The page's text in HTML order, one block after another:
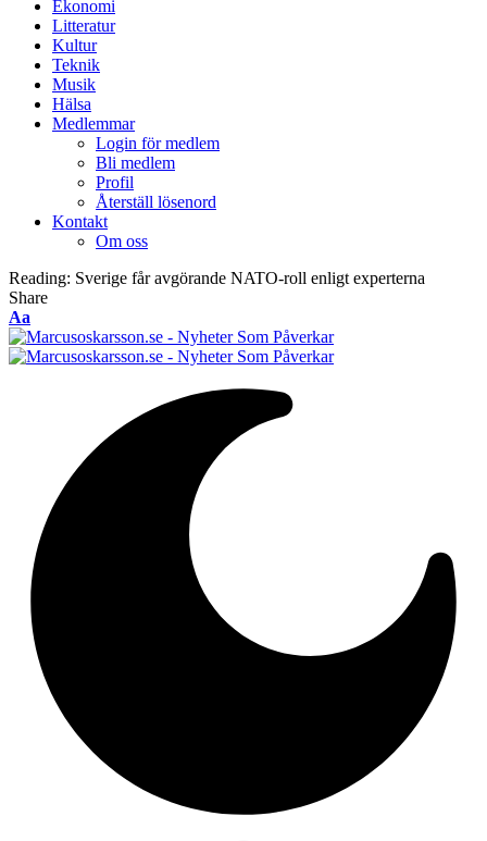
Ekonomi
Litteratur
Kultur
Teknik
Musik
Hälsa
Medlemmar
Login för medlem
Bli medlem
Profil
Återställ lösenord
Kontakt
Om oss
Reading: Sverige får avgörande NATO-roll enligt experterna
Share
Font
Resizer
Aa